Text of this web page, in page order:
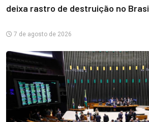
deixa rastro de destruição no
7 de agosto de 2026